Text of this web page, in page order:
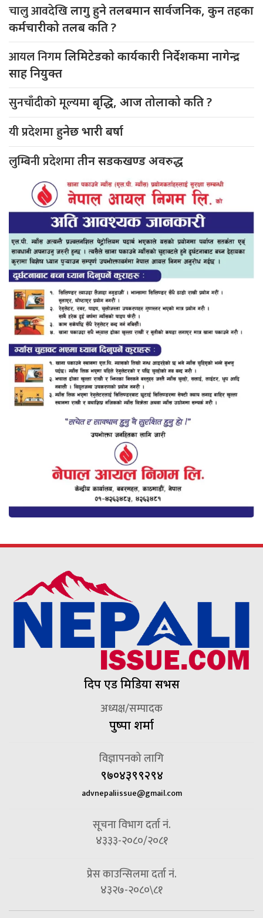
चालु आवदेखिलागु हुने तलबमान सार्वजनिक, कुन तहका
कर्मचारीको तलब कति ?
आयल निगमलिमिटेडको कार्यकारी निर्देशकमा नागेन्द्र
साह नियुक्त
सुनचाँदीको मूल्यमाबृद्धि, आज तोलाको कति ?
यी प्रदेशमाहुनेछ भारी बर्षा
लुम्बिनी प्रदेशमातीन सडकखण्ड अवरुद्ध
दिप एड मिडिया सर्भिस
अध्यक्ष/सम्पादक
पुष्पा शर्मा
विज्ञापनको लागि
९७०४३९९२९४
advnepaliissue@gmail.com
सूचना विभाग दर्ता नं.
४३३३-२०८०/२०८१
प्रेस काउन्सिलमा दर्ता नं.
४३२७-२०८०\८१